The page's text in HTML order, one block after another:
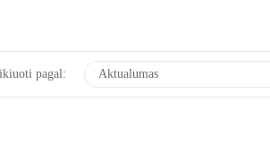
pagal: Aktualumas